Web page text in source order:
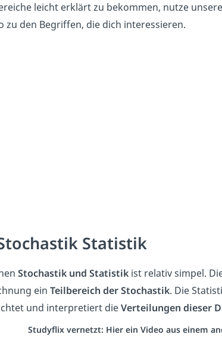
leicht erklärt zu bekommen, nutze unsere
zu den Begriffen, die dich interessieren.
Statistik
Stochastik und Statistikist relativ simpel.
ein Teilbereich der Stochastik. Die
und interpretiert dieVerteilungen dieser
Studyflix vernetzt: Hier ein Video aus einem